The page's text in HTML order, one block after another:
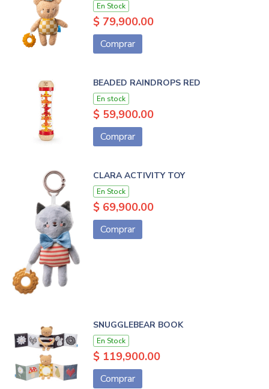
En Stock
$ 79,900.00
Comprar
BEADED RAINDROPS RED
En stock
$ 59,900.00
Comprar
CLARA ACTIVITY TOY
En Stock
$ 69,900.00
Comprar
SNUGGLEBEAR BOOK
En Stock
$ 119,900.00
Comprar